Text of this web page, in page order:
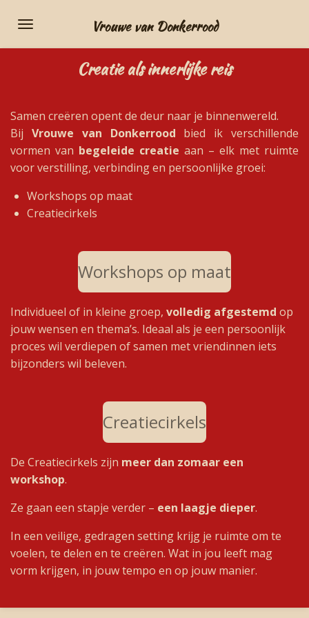
direct
naar
Vrouwe van Donkerrood
Creatie als innerlijke reis
Samen creëren opent de deur naar je binnenwereld.
Bij Vrouwe van Donkerrood bied ik verschillende
vormen van begeleide creatie aan – elk met ruimte
voor verstilling, verbinding en persoonlijke groei:
Workshops op maat
Creatiecirkels
Workshops op maat
Individueel of in kleine groep, volledig afgestemd op
jouw wensen en thema’s. Ideaal als je een persoonlijk
proces wil verdiepen of samen met vriendinnen iets
bijzonders wil beleven.
Creatiecirkels
De Creatiecirkels zijn meer dan zomaar een
workshop.
Ze gaan een stapje verder – een laagje dieper.
In een veilige, gedragen setting krijg je ruimte om te
voelen, te delen en te creëren. Wat in jou leeft mag
vorm krijgen, in jouw tempo en op jouw manier.